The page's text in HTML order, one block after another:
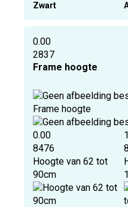
Zwart
0.00
2837
Frame hoogte
Frame hoogte
0.00
8476
Hoogte van 62 tot
90cm